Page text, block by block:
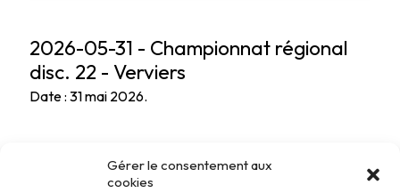
Gérer le consentement aux
cookies
2026-05-31 - Championnat régional
disc. 22 - Verviers
Date : 31 mai 2026.